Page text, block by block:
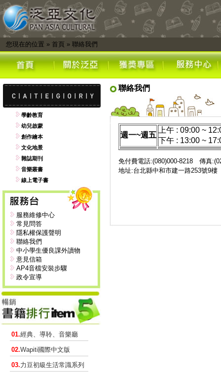
您現在的位置 » 首頁 » 聯絡我們
學齡教育
幼兒啟蒙
創作繪本
文化地景
雜誌期刊
音樂叢書
線上電子書
服務維修中心
常見問答
隱私權保護聲明
聯絡我們
中小學生優良課外讀物
意見信箱
AP4音檔安裝步驟
政令宣導
01.經典、導聆、音樂廳
02.Wapiti國際中文版
03.力豆初級生活常識系列
聯絡我們
週一~週五
上午 : 09:00 ~
下午 : 13:00 ~
免付費電話:(080)000-8218 傳真
地址:台北縣中和市建一路253號9